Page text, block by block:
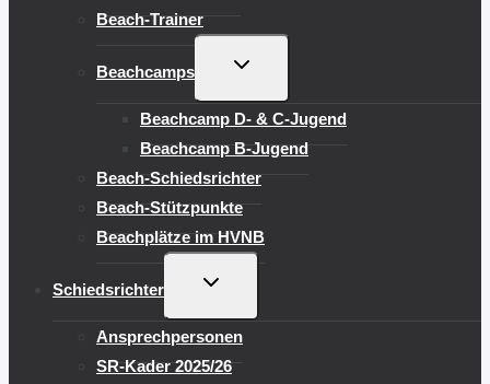
Beach-Trainer
Beachcamps
UNTERMENÜ
Beachcamp D- & C-Jugend
Beachcamp B-Jugend
Beach-Schiedsrichter
Beach-Stützpunkte
Beachplätze im HVNB
Schiedsrichter
UNTERMENÜ
Ansprechpersonen
SR-Kader 2025/26